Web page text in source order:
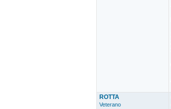
ROTTA
Veterano